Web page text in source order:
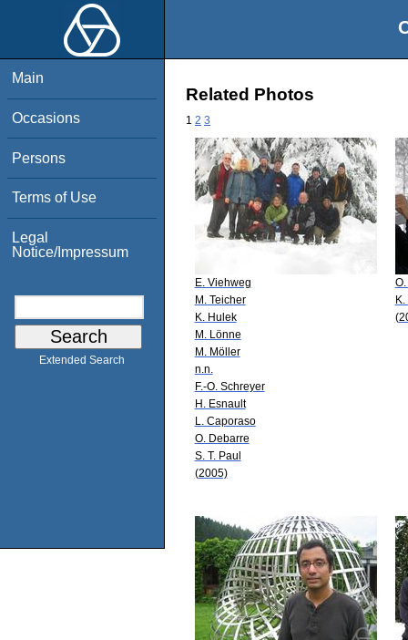
Main
Occasions
Persons
Terms of Use
Legal
Notice/Impressum
Extended Search
Related Photos
1 2 3
E. Viehweg
M. Teicher
K. Hulek
M. Lönne
M. Möller
n.n.
F.-O. Schreyer
H. Esnault
L. Caporaso
O. Debarre
S. T. Paul
(2005)